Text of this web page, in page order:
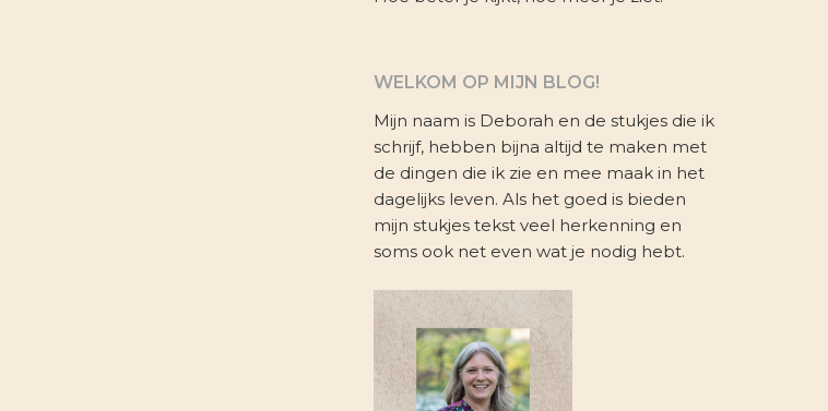
WELKOM OP MIJN BLOG!
Mijn naam is Deborah en de stukjes die ik
schrijf, hebben bijna altijd te maken met
de dingen die ik zie en mee maak in het
dagelijks leven. Als het goed is bieden
mijn stukjes tekst veel herkenning en
soms ook net even wat je nodig hebt.